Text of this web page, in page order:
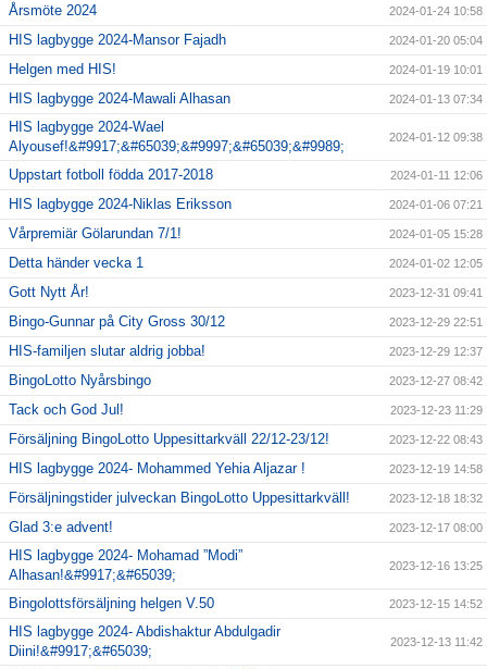
Årsmöte 2024 2024-01-24 10:58
HIS lagbygge 2024-Mansor Fajadh 2024-01-20 05:04
Helgen med HIS! 2024-01-19 10:01
HIS lagbygge 2024-Mawali Alhasan 2024-01-13 07:34
HIS lagbygge 2024-Wael
Alyousef!&#9917;&#65039;&#9997;&#65039;&#9989;
2024-01-12 09:38
Uppstart fotboll födda 2017-2018 2024-01-11 12:06
HIS lagbygge 2024-Niklas Eriksson 2024-01-06 07:21
Vårpremiär Gölarundan 7/1! 2024-01-05 15:28
Detta händer vecka 1 2024-01-02 12:05
Gott Nytt År! 2023-12-31 09:41
Bingo-Gunnar på City Gross 30/12 2023-12-29 22:51
HIS-familjen slutar aldrig jobba! 2023-12-29 12:37
BingoLotto Nyårsbingo 2023-12-27 08:42
Tack och God Jul! 2023-12-23 11:29
Försäljning BingoLotto Uppesittarkväll 22/12-23/12! 2023-12-22 08:43
HIS lagbygge 2024- Mohammed Yehia Aljazar ! 2023-12-19 14:58
Försäljningstider julveckan BingoLotto Uppesittarkväll! 2023-12-18 18:32
Glad 3:e advent! 2023-12-17 08:00
HIS lagbygge 2024- Mohamad ”Modi”
Alhasan!&#9917;&#65039;
2023-12-16 13:25
Bingolottsförsäljning helgen V.50 2023-12-15 14:52
HIS lagbygge 2024- Abdishaktur Abdulgadir
Diini!&#9917;&#65039;
2023-12-13 11:42